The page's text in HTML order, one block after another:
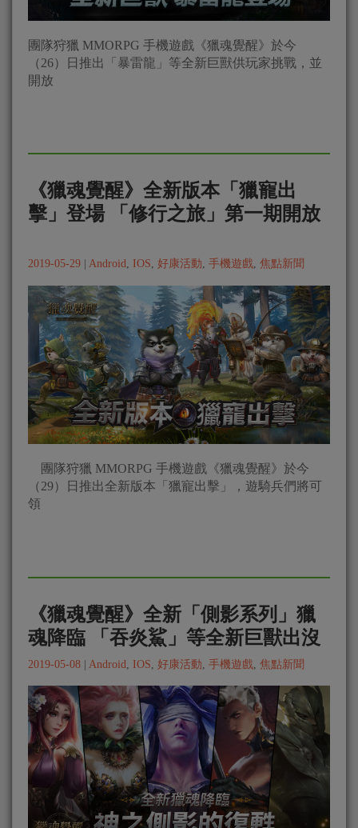
團隊狩獵 MMORPG 手機遊戲《獵魂覺醒》於今
（26）日推出「暴雷龍」等全新巨獸供玩家挑戰，並
開放
《獵魂覺醒》全新版本「獵寵出
擊」登場 「修行之旅」第一期開放
2019-05-29 Android, IOS, 好康活動, 手機遊戲, 焦點新聞
團隊狩獵 MMORPG 手機遊戲《獵魂覺醒》於今
（29）日推出全新版本「獵寵出擊」，遊騎兵們將可
領
《獵魂覺醒》全新「側影系列」獵
魂降臨 「吞炎鯊」等全新巨獸出沒
2019-05-08 | Android IOS 好康活動 手機遊戲 焦點新聞